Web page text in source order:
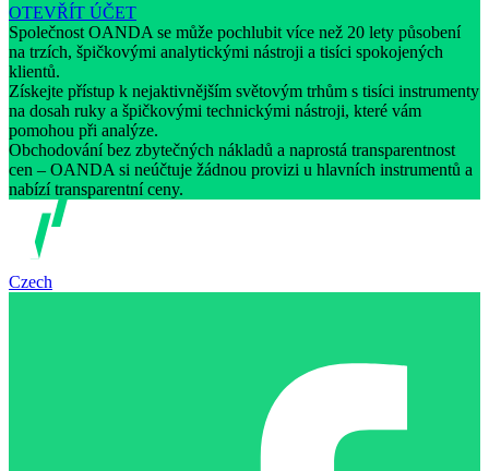
OTEVŘÍT ÚČET
Společnost OANDA se může pochlubit více než 20 lety působení
na trzích, špičkovými analytickými nástroji a tisíci spokojených
klientů.
Získejte přístup k nejaktivnějším světovým trhům s tisíci instrumenty
na dosah ruky a špičkovými technickými nástroji, které vám
pomohou při analýze.
Obchodování bez zbytečných nákladů a naprostá transparentnost
cen – OANDA si neúčtuje žádnou provizi u hlavních instrumentů a
nabízí transparentní ceny.
Czech